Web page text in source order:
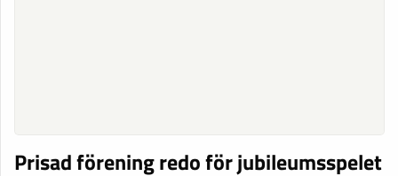
Prisad förening redo för jubileumsspelet